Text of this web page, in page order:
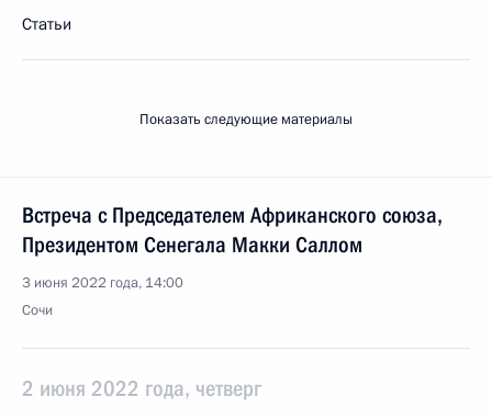
Статьи
Показать следующие материалы
Встреча с Председателем Африканского союза,
Президентом Сенегала Макки Саллом
3 июня 2022 года, 14:00
Сочи
2 июня 2022 года, четверг